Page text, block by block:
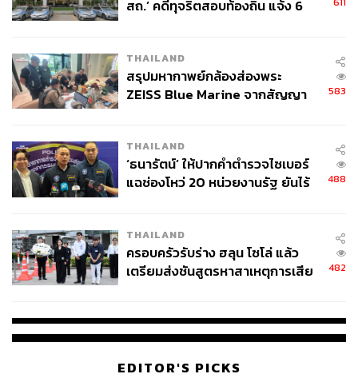
สถ.’ คดีทุจริตสอบท้องถิ่น แจ้ง 6
THAILAND
สรุปมหากาพย์กล้องส่องพระ
ZEISS Blue Marine จากสัญญา
จ่ายหนี้-แอบระบุแบรนด์
583
THAILAND
‘ธนารัตน์’ ให้ปากคำตำรวจไซเบอร์
แฉช่องโหว่ 20 หน่วยงานรัฐ ยันไร้
488
THAILAND
ครอบครัวรับร่าง ฮลุน โซโล่ แล้ว
เตรียมส่งชันสูตรหาสาเหตุการเสีย
482
EDITOR'S PICKS